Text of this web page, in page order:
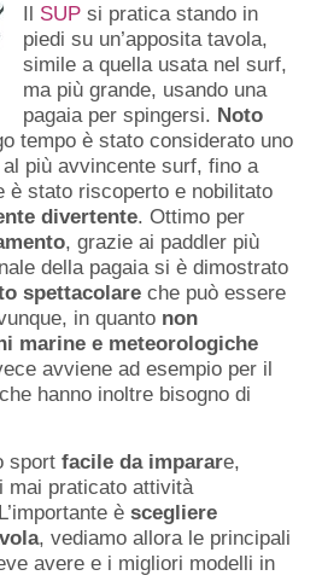
Il SUP si pratica stando in
piedi su un’apposita tavola,
simile a quella usata nel surf,
ma più grande, usando una
pagaia per spingersi. Noto
tempo è stato considerato uno
più avvincente surf, fino a
è stato riscoperto e nobilitato
divertente. Ottimo per
, grazie ai paddler più
della pagaia si è dimostrato
spettacolare che può essere
in quanto non
marine e meteorologiche
avviene ad esempio per il
hanno inoltre bisogno di
sport facile da imparare,
mai praticato attività
è scegliere
, vediamo allora le principali
avere e i migliori modelli in